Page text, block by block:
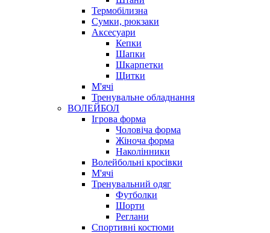
Термобілизна
Сумки, рюкзаки
Аксесуари
Кепки
Шапки
Шкарпетки
Щитки
М'ячі
Тренувальне обладнання
ВОЛЕЙБОЛ
Ігрова форма
Чоловіча форма
Жіноча форма
Наколінники
Волейбольні кросівки
М'ячі
Тренувальний одяг
Футболки
Шорти
Реглани
Спортивні костюми